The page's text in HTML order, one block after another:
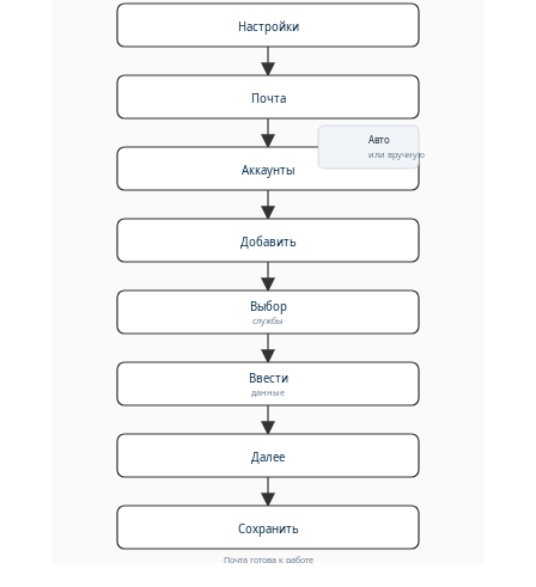
Настройки
Почта
Аккаунты
Добавить
Выбор
службы
Ввести
данные
Далее
Сохранить
Авто
или вручную
Почта готова к работе